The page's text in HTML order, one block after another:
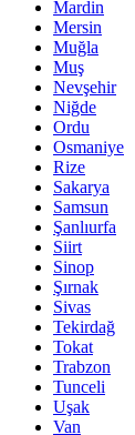
Mardin
Mersin
Muğla
Muş
Nevşehir
Niğde
Ordu
Osmaniye
Rize
Sakarya
Samsun
Şanlıurfa
Siirt
Sinop
Şırnak
Sivas
Tekirdağ
Tokat
Trabzon
Tunceli
Uşak
Van